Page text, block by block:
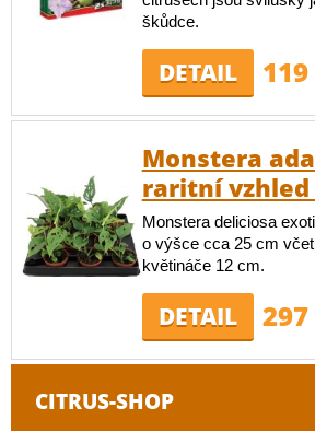
škůdce.
DETAIL
Monstera
raritní
Monstera deliciosa
o výšce cca 25 cm
květináče 12 cm.
DETAIL 297
CITRUS-SHOP